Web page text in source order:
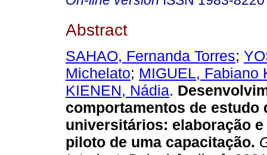
Abstract
SAHAO, Fernanda Torres;
Michelato; MIGUEL, Fabiano
KIENEN, Nádia.
comportamentos de estudo
universitários: elaboração
piloto de uma capacitação.